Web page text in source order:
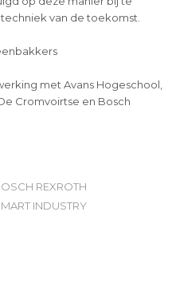
van de toekomst.
met Avans Hogeschool,
Cromvoirtse en Bosch
REXROTH
INDUSTRY